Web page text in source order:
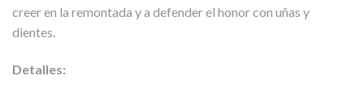
creer en la remontada y a defender el honor con uñas y
dientes.
Detalles: